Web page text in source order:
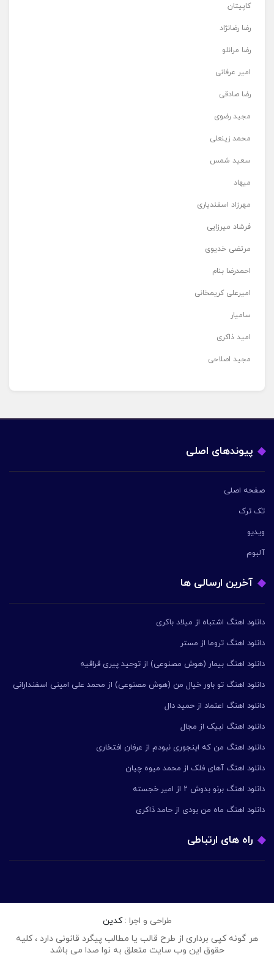
کاپیتان
رضا رضانژاد
رضا مرانلو
امیر عرفانی
رضا صادقی
مجید رضوی
محمد زینعلی
سعید شمس
میهاد
مهرزاد اسفندیاری
فرشاد میرزایی
مرتضی خدیوی
احمدرضا بنام
امیرعلی کریمخانی
سامیار
امید ذاکری
مجید اصلاحی
پیوندهای اصلی
صفحه اصلی
تک ترک
ویدیو
آلبوم
آخرین ارسالی ها
دانلود اهنگ اشتباه از میلاد باکری
دانلود اهنگ تروما از مستر
دانلود اهنگ بیمار (هوش مصنوعی) از توحید پیری قراقیه
دانلود اهنگ تو باور خیال من (هوش مصنوعی) از محمد علی امینی اسفندارانی
دانلود اهنگ اعتماد از حمید دال
دانلود اهنگ لبیک از مجال
دانلود اهنگ من که اینجوری نبودم از عرفان افتخاری
دانلود اهنگ آهای فلک از محمد میوه چیان
دانلود اهنگ برنو بدوش ۲ از امیر خجسته
دانلود اهنگ ماه من بودی از حامد ذاکری
راه های ارتباطی
طراحی و اجرا :کدین
هر گونه کپی برداری از طرح قالب یا مطالب پیگرد قانونی دارد ، کلیه
حقوق این وب سایت متعلق به نوا صدا می باشد